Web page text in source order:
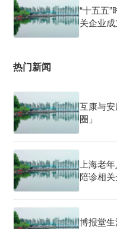
“十五五
关企业
热门新闻
互康与
圈」
上海老
陪诊相
博报堂